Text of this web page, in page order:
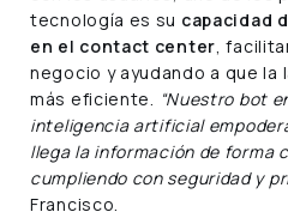
tecnología es su capacidad
en el contact center,
negocio y ayudando a que
más eficiente. “Nuestro bot
inteligencia artificial
llega la información de forma
cumpliendo con seguridad y
Francisco.